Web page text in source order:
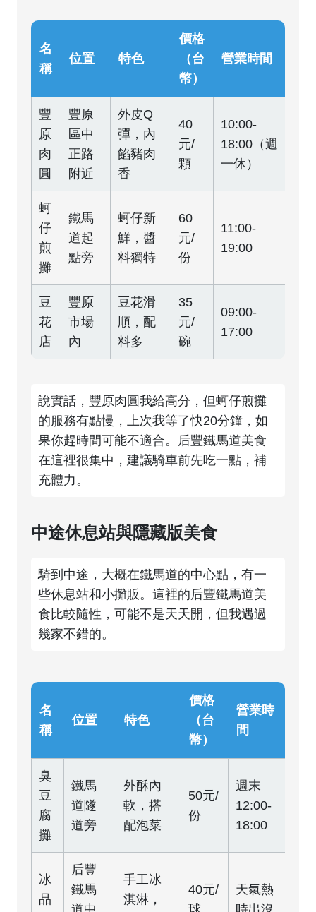
名
稱
位置 特色
價格
（台
幣）
營業時間
豐
原
肉
圓
豐原
區中
正路
附近
外皮Q
彈，內
餡豬肉
香
40
元/
顆
10:00-
18:00（週
一休）
蚵
仔
煎
攤
鐵馬
道起
點旁
蚵仔新
鮮，醬
料獨特
60
元/
份
11:00-
19:00
豆
花
店
豐原
市場
內
豆花滑
順，配
料多
35
元/
碗
09:00-
17:00
說實話，豐原肉圓我給高分，但蚵仔煎攤
的服務有點慢，上次我等了快20分鐘，如
果你趕時間可能不適合。后豐鐵馬道美食
在這裡很集中，建議騎車前先吃一點，補
充體力。
中途休息站與隱藏版美食
騎到中途，大概在鐵馬道的中心點，有一
些休息站和小攤販。這裡的后豐鐵馬道美
食比較隨性，可能不是天天開，但我遇過
幾家不錯的。
名
稱
位置 特色
價格
（台
幣）
營業時
間
臭
豆
腐
攤
鐵馬
道隧
道旁
外酥內
軟，搭
配泡菜
50元/
份
週末
12:00-
18:00
冰
品
后豐
鐵馬
道中
手工冰
淇淋，
40元/
球
天氣熱
時出沒